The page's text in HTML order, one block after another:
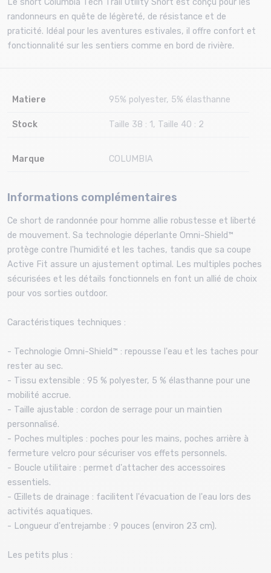
Le short Columbia Tech Trail Utility Short est conçu pour les
randonneurs en quête de légèreté, de résistance et de
praticité. Idéal pour les aventures estivales, il offre confort et
fonctionnalité sur les sentiers comme en bord de rivière.
Matiere 95% polyester, 5% élasthanne
Stock Taille 38 : 1, Taille 40 : 2
Marque COLUMBIA
Informations complémentaires
Ce short de randonnée pour homme allie robustesse et liberté
de mouvement. Sa technologie déperlante Omni-Shield™
protège contre l'humidité et les taches, tandis que sa coupe
Active Fit assure un ajustement optimal. Les multiples poches
sécurisées et les détails fonctionnels en font un allié de choix
pour vos sorties outdoor.
Caractéristiques techniques :
- Technologie Omni-Shield™ : repousse l'eau et les taches pour
rester au sec.
- Tissu extensible : 95 % polyester, 5 % élasthanne pour une
mobilité accrue.
- Taille ajustable : cordon de serrage pour un maintien
personnalisé.
- Poches multiples : poches pour les mains, poches arrière à
fermeture velcro pour sécuriser vos effets personnels.
- Boucle utilitaire : permet d'attacher des accessoires
essentiels.
- Œillets de drainage : facilitent l'évacuation de l'eau lors des
activités aquatiques.
- Longueur d'entrejambe : 9 pouces (environ 23 cm).
Les petits plus :